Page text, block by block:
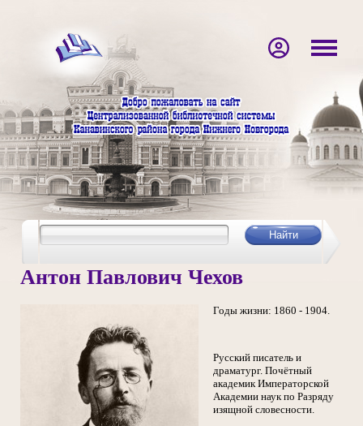
Антон Павлович Чехов
Годы жизни: 1860 - 1904.
Русский писатель и
драматург. Почётный
академик Императорской
Академии наук по Разряду
изящной словесности.